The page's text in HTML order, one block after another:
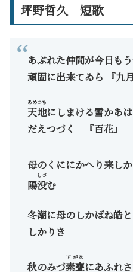
坪野哲久 短歌
あぶれた仲間が今日も
頑固に出来てゐら 『九
天地
あめつち
にしまける雪かあ
だえつづく 『百花』
母のくににかへり来し
陽没
しづ
む
冬潮に母のしかばね皓
しかりき
秋のみづ素甕
すがめ
にあふれ